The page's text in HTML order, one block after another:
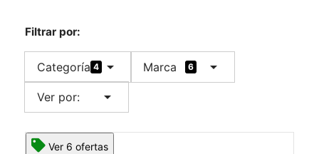
Filtrar por:
Categoría 4 arrow_drop_down Marca 6 arrow_drop_down
Ver por: arrow_drop_down
Ver 6 ofertas